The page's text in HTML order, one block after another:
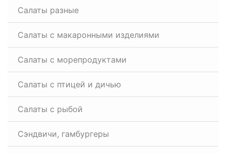
Салаты разные
Салаты с макаронными изделиями
Салаты с морепродуктами
Салаты с птицей и дичью
Салаты с рыбой
Сэндвичи, гамбургеры